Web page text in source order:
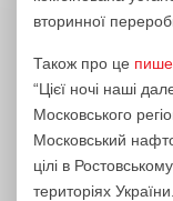
вторинної
Також про це пише
“Цієї ночі наші
Московського
Московський
цілі в
територіях